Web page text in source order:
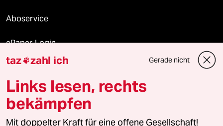
Aboservice
ePaper Login
Downloads für Abonnierende
© 2026 taz Verlags und Vertriebs GmbH
Alle Rechte vorbehalten. Bei rechtlichen Fragen oder für Genehmigungen
taz zahl ich Gerade nicht
Links lesen, rechts
bekämpfen
Mit doppelter Kraft für eine offene Gesellschaft!